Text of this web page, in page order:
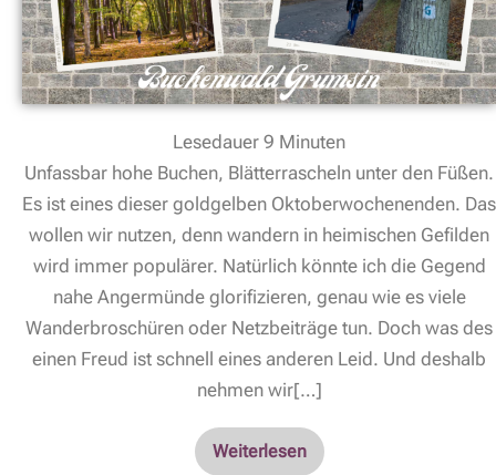
Lesedauer 9 Minuten
Unfassbar hohe Buchen, Blätterrascheln unter den Füßen.
Es ist eines dieser goldgelben Oktoberwochenenden. Das
wollen wir nutzen, denn wandern in heimischen Gefilden
wird immer populärer. Natürlich könnte ich die Gegend
nahe Angermünde glorifizieren, genau wie es viele
Wanderbroschüren oder Netzbeiträge tun. Doch was des
einen Freud ist schnell eines anderen Leid. Und deshalb
nehmen wir[…]
Weiterlesen